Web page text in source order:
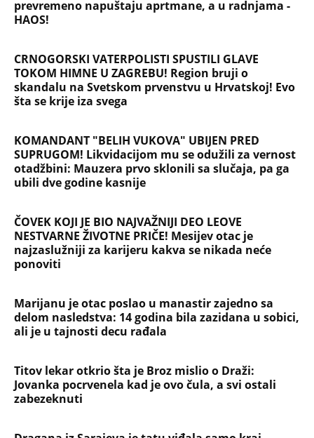
prevremeno napuštaju aprtmane, a u radnjama -
HAOS!
CRNOGORSKI VATERPOLISTI SPUSTILI GLAVE
TOKOM HIMNE U ZAGREBU! Region bruji o
skandalu na Svetskom prvenstvu u Hrvatskoj! Evo
šta se krije iza svega
KOMANDANT "BELIH VUKOVA" UBIJEN PRED
SUPRUGOM! Likvidacijom mu se odužili za vernost
otadžbini: Mauzera prvo sklonili sa slučaja, pa ga
ubili dve godine kasnije
ČOVEK KOJI JE BIO NAJVAŽNIJI DEO LEOVE
NESTVARNE ŽIVOTNE PRIČE! Mesijev otac je
najzaslužniji za karijeru kakva se nikada neće
ponoviti
Marijanu je otac poslao u manastir zajedno sa
delom nasledstva: 14 godina bila zazidana u sobici,
ali je u tajnosti decu rađala
Titov lekar otkrio šta je Broz mislio o Draži:
Jovanka pocrvenela kad je ovo čula, a svi ostali
zabezeknuti